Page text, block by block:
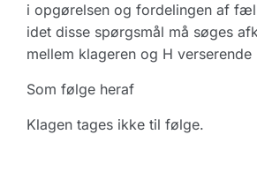
i opgørelsen og fordelingen af
idet disse spørgsmål må søges
mellem klageren og H
Som følge heraf
Klagen tages ikke til følge.